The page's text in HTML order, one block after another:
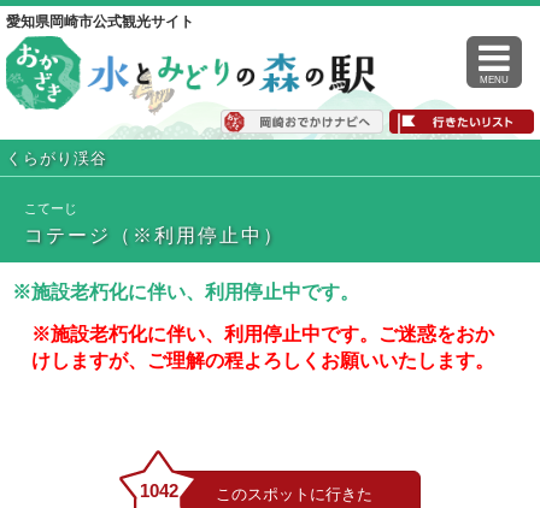
愛知県岡崎市公式観光サイト
MENU
くらがり渓谷
こてーじ
コテージ（※利用停止中）
※施設老朽化に伴い、利用停止中です。
※施設老朽化に伴い、利用停止中です。ご迷惑をおか
けしますが、ご理解の程よろしくお願いいたします。
1042